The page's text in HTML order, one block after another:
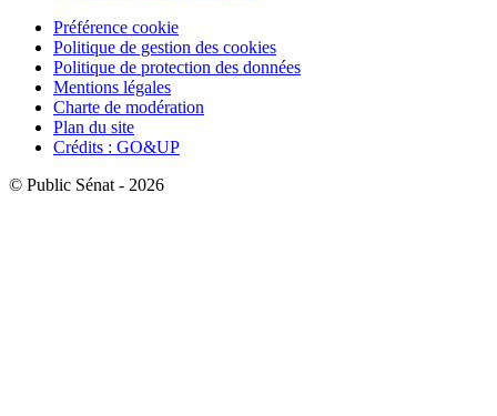
Préférence cookie
Politique de gestion des cookies
Politique de protection des données
Mentions légales
Charte de modération
Plan du site
Crédits : GO&UP
© Public Sénat - 2026